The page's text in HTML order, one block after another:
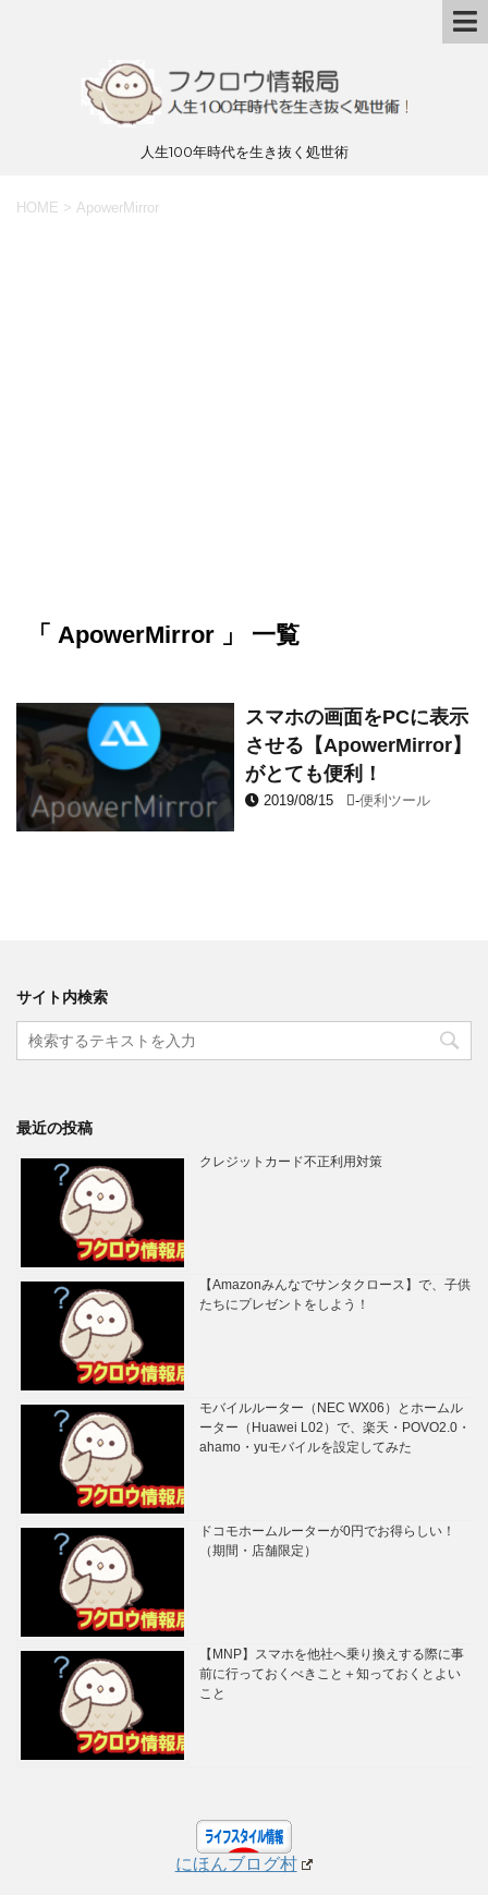
人生100年時代を生き抜く処世術
HOME > ApowerMirror
「 ApowerMirror 」 一覧
スマホの画面をPCに表示
させる【ApowerMirror】
がとても便利！
2019/08/15 -便利ツール
サイト内検索
最近の投稿
クレジットカード不正利用対策
【Amazonみんなでサンタクロース】で、子供
たちにプレゼントをしよう！
モバイルルーター（NEC WX06）とホームル
ーター（Huawei L02）で、楽天・POVO2.0・
ahamo・yuモバイルを設定してみた
ドコモホームルーターが0円でお得らしい！
（期間・店舗限定）
【MNP】スマホを他社へ乗り換えする際に事
前に行っておくべきこと＋知っておくとよい
こと
にほんブログ村